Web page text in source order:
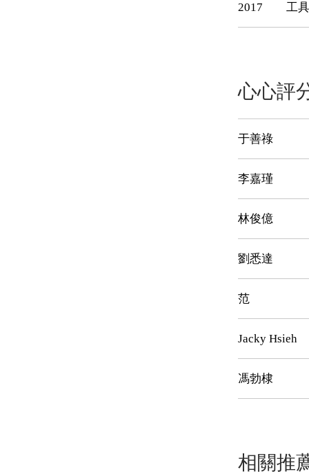
2017 工
心心評
于善祿
李嘉瑾
林俊億
劉悉達
范
Jacky Hsieh
馮勃棣
相關推